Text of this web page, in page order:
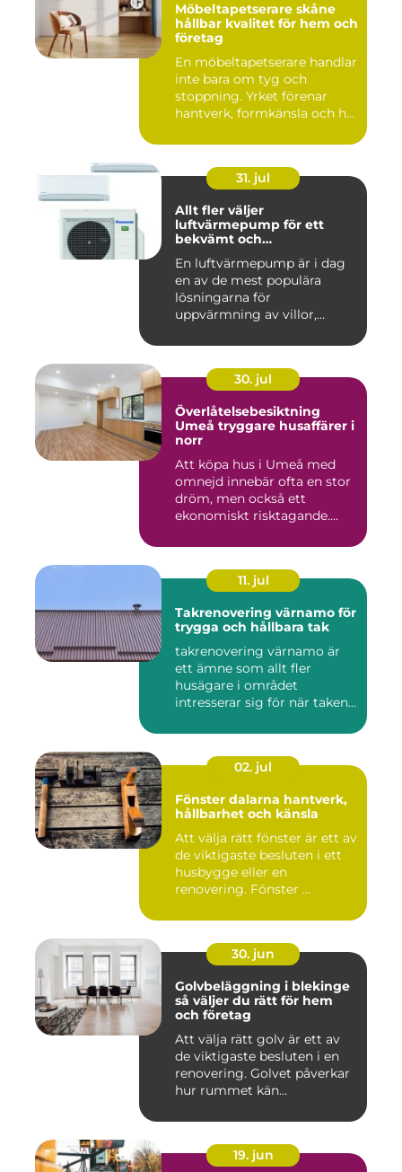
Möbeltapetserare skåne
hållbar kvalitet för hem och
företag
En möbeltapetserare handlar
inte bara om tyg och
stoppning. Yrket förenar
hantverk, formkänsla och h...
31. jul
Allt fler väljer
luftvärmepump för ett
bekvämt och
En luftvärmepump är i dag
en av de mest populära
lösningarna för
uppvärmning av villor,
30. jul
Överlåtelsebesiktning
Umeå tryggare husaffärer i
norr
Att köpa hus i Umeå med
omnejd innebär ofta en stor
dröm, men också ett
ekonomiskt risktagande.
11. jul
Takrenovering värnamo för
trygga och hållbara tak
takrenovering värnamo är
ett ämne som allt fler
husägare i området
intresserar sig för när taken
02. jul
Fönster dalarna hantverk,
hållbarhet och känsla
Att välja rätt fönster är ett av
de viktigaste besluten i ett
husbygge eller en
renovering. Fönster ...
30. jun
Golvbeläggning i blekinge
så väljer du rätt för hem
och företag
Att välja rätt golv är ett av
de viktigaste besluten i en
renovering. Golvet påverkar
hur rummet kän...
19. jun